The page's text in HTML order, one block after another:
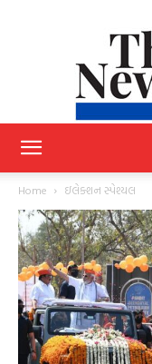
Home ઇલેક્શન સ્પેશ્યલ